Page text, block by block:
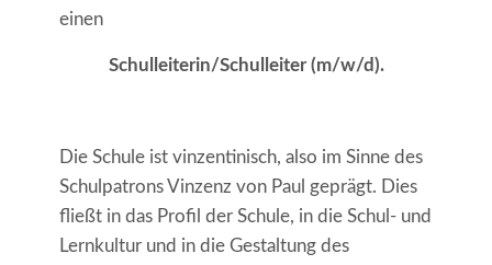
einen
Schulleiterin/Schulleiter (m/w/d).
Die Schule ist vinzentinisch, also im Sinne des
Schulpatrons Vinzenz von Paul geprägt. Dies
fließt in das Profil der Schule, in die Schul- und
Lernkultur und in die Gestaltung des